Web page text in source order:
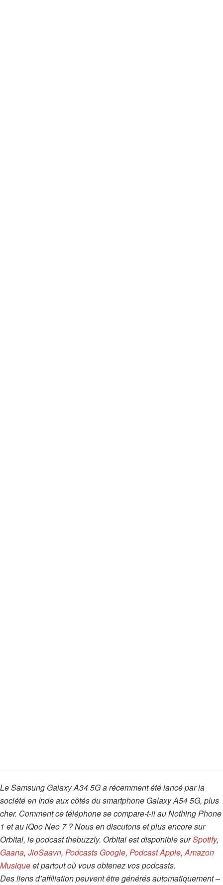
Le Samsung Galaxy A34 5G a récemment été lancé par la
société en Inde aux côtés du smartphone Galaxy A54 5G, plus
cher. Comment ce téléphone se compare-t-il au Nothing Phone
1 et au iQoo Neo 7 ? Nous en discutons et plus encore sur
Orbital, le podcast thebuzzly. Orbital est disponible surSpotify,
Gaana, JioSaavn, Podcasts Google, Podcast Apple,Amazon
Musiqueet partout où vous obtenez vos podcasts.
Des liens d’affiliation peuvent être générés automatiquement –